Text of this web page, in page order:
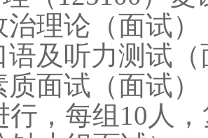
治理论（面试
语及听力测试
质面试（面试
行，每组10人